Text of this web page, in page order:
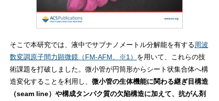
そこで本研究では、液中でサブナノメートル分解能を有する周波
数変調原子間力顕微鏡（FM-AFM、※1） を用いて、これらの技
術課題を打破しました。微小管が円筒形からシート状集合体へ構
造変化することを利用し、 微小管の生体機能に関わる継ぎ目構造
（seam line）や構成タンパク質の欠陥構造に加えて、抗がん剤